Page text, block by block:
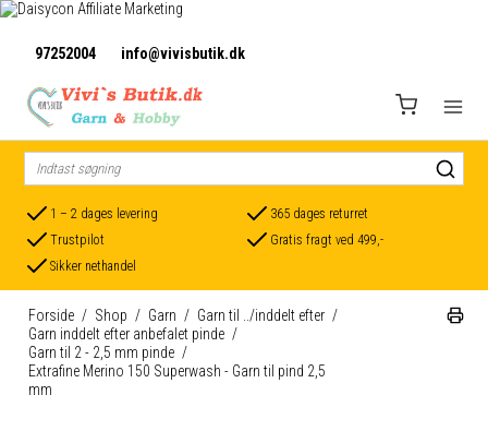
97252004 info@vivisbutik.dk
1 – 2 dages levering
365 dages returret
Trustpilot
Gratis fragt ved 499,-
Sikker nethandel
Forside / Shop / Garn / Garn til ../inddelt efter /
Garn inddelt efter anbefalet pinde /
Garn til 2 - 2,5 mm pinde /
Extrafine Merino 150 Superwash - Garn til pind 2,5
mm